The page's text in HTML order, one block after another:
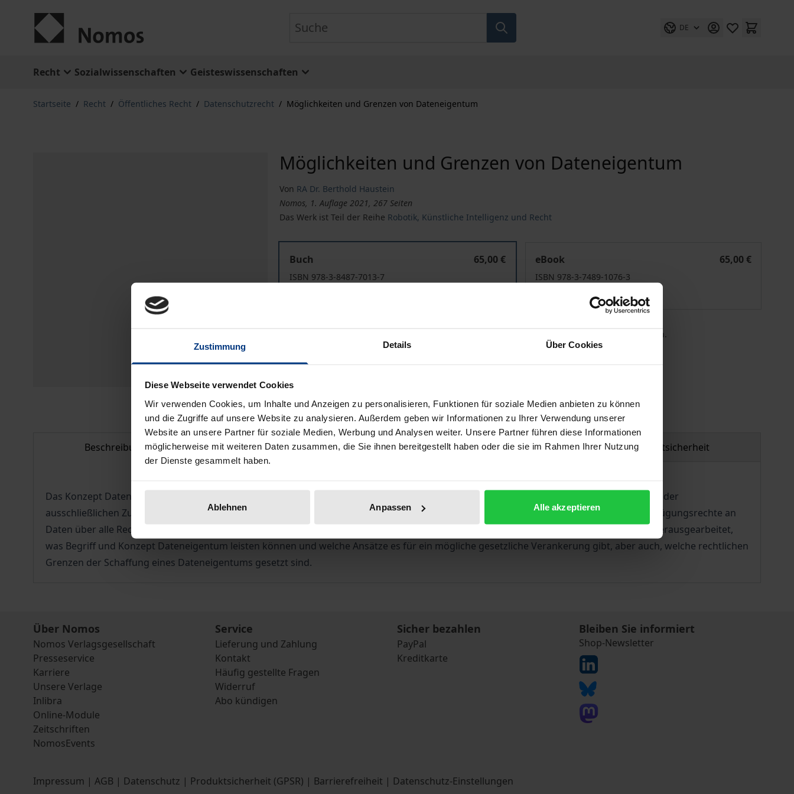
Zustimmung Details Über Cookies
Diese Webseite verwendet Cookies
Wir verwenden Cookies, um Inhalte und Anzeigen zu personalisieren, Funktionen für soziale Medien anbieten zu können
und die Zugriffe auf unsere Website zu analysieren. Außerdem geben wir Informationen zu Ihrer Verwendung unserer
Website an unsere Partner für soziale Medien, Werbung und Analysen weiter. Unsere Partner führen diese Informationen
möglicherweise mit weiteren Daten zusammen, die Sie ihnen bereitgestellt haben oder die sie im Rahmen Ihrer Nutzung
der Dienste gesammelt haben.
Ablehnen Anpassen Alle akzeptieren
DE
Recht Sozialwissenschaften Geisteswissenschaften
Startseite / Recht / Öffentliches Recht / Datenschutzrecht / Möglichkeiten und Grenzen von Dateneigentum
Möglichkeiten und Grenzen von Dateneigentum
Von RA Dr. Berthold Haustein
Nomos, 1. Auflage 2021, 267 Seiten
Das Werk ist Teil der Reihe Robotik, Künstliche Intelligenz und Recht
Buch
65,00 €
ISBN 978-3-8487-7013-7
eBook
65,00 €
ISBN 978-3-7489-1076-3
Preisangaben inkl. MwSt. Abhängig von der Lieferadresse kann die MwSt. an der Kasse variieren.
In den Warenkorb
Hinweise zu Versandkosten
Beschreibung Bibliografische Angaben Zusatzmaterial Produktsicherheit
Das Konzept Dateneigentum wird lebhaft diskutiert. Aber was ist mit Dateneigentum eigentlich gemeint? Um Möglichkeiten und Grenzen der
ausschließlichen Zuweisungen von Daten zu Rechtssubjekten aufzuzeigen, untersucht der Autor das deutsche Recht auf Ansätze für Verfügungsrechte an
Daten über alle Rechtsgebiete hinweg – vom Datenschutzrecht, über das Immaterialgüterrecht bis zum Strafrecht. Im Ergebnis wird so herausgearbeitet,
was Begriff und Konzept Dateneigentum leisten können und welche Ansätze es für ein mögliche gesetzliche Verankerung gibt, aber auch, welche rechtlichen
Grenzen der Schaffung eines Dateneigentums gesetzt sind.
Über Nomos
Nomos Verlagsgesellschaft
Presseservice
Karriere
Unsere Verlage
Inlibra
Online-Module
Zeitschriften
NomosEvents
Service
Lieferung und Zahlung
Kontakt
Häufig gestellte Fragen
Widerruf
Abo kündigen
Sicher bezahlen
PayPal
Kreditkarte
Bleiben Sie informiert
Shop-Newsletter
Impressum | AGB | Datenschutz | Produktsicherheit (GPSR) | Barrierefreiheit | Datenschutz-Einstellungen